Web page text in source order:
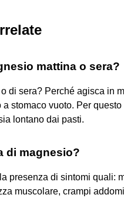
mattina o sera?
di sera? Perché agisca in
stomaco vuoto. Per
lontano dai pasti.
di magnesio?
presenza di sintomi quali:
muscolare, crampi